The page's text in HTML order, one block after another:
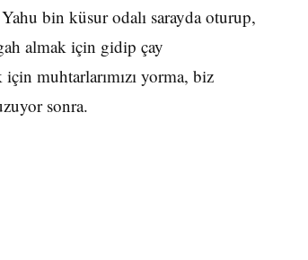
bin küsur odalı sarayda oturup,
almak için gidip çay
muhtarlarımızı yorma, biz
sonra.